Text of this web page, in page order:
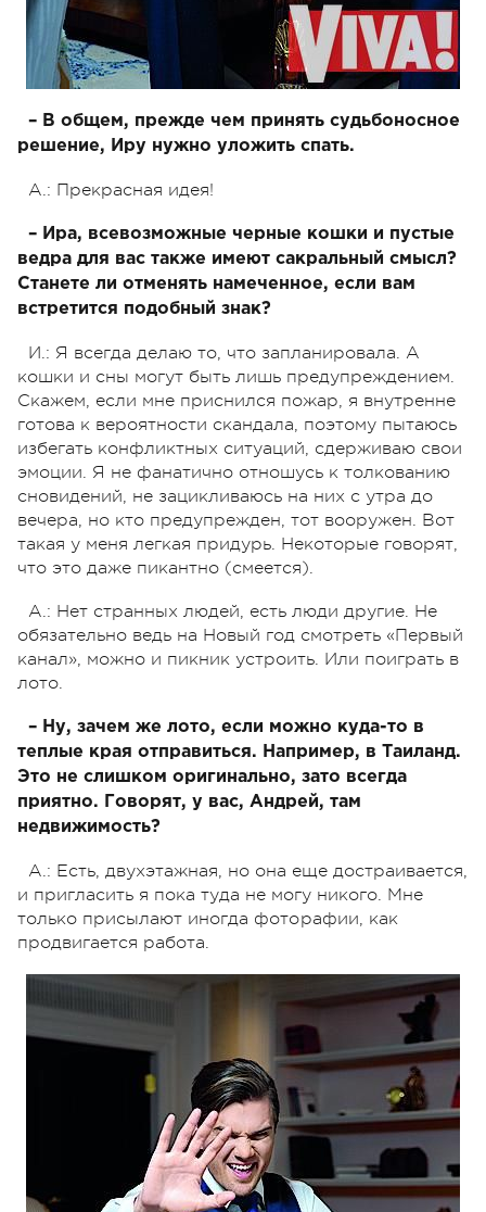
– В общем, прежде чем принять судьбоносное
решение, Иру нужно уложить спать.
А.: Прекрасная идея!
– Ира, всевозможные черные кошки и пустые
ведра для вас также имеют сакральный смысл?
Станете ли отменять намеченное, если вам
встретится подобный знак?
И.: Я всегда делаю то, что запланировала. А
кошки и сны могут быть лишь предупреждением.
Скажем, если мне приснился пожар, я внутренне
готова к вероятности скандала, поэтому пытаюсь
избегать конфликтных ситуаций, сдерживаю свои
эмоции. Я не фанатично отношусь к толкованию
сновидений, не зацикливаюсь на них с утра до
вечера, но кто предупрежден, тот вооружен. Вот
такая у меня легкая придурь. Некоторые говорят,
что это даже пикантно (смеется).
А.: Нет странных людей, есть люди другие. Не
обязательно ведь на Новый год смотреть «Первый
канал», можно и пикник устроить. Или поиграть в
лото.
– Ну, зачем же лото, если можно куда-то в
теплые края отправиться. Например, в Таиланд.
Это не слишком оригинально, зато всегда
приятно. Говорят, у вас, Андрей, там
недвижимость?
А.: Есть, двухэтажная, но она еще достраивается,
и пригласить я пока туда не могу никого. Мне
только присылают иногда фото рафии, как
продвигается работа.